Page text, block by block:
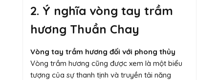
2. Ý nghĩa vòng tay trầm
hương Thuần Chay
Vòng tay trầm hương đối với phong thủy
Vòng trầm hương cũng được xem là một biểu
tượng của sự thanh tịnh và truyền tải năng